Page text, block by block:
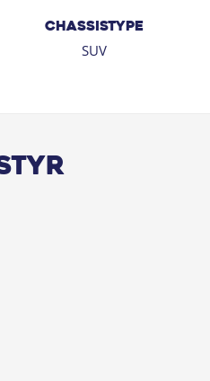
uforpligtende fremvisning
CHASSISTYPE
SUV